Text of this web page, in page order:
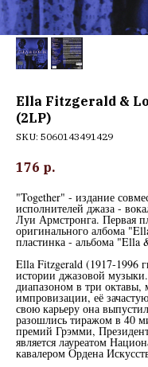
Ella Fitzgerald &
(2LP)
SKU: 5060143491429
176 р.
"Together" - издание
исполнителей джаза -
Луи Армстронга. Первая
оригинального албома
пластинка - альбома "Ella
Ella Fitzgerald (1917-1996
истории джазовой
диапазоном в три октавы,
импровизации, её
свою карьеру она
разошлись тиражом в 40
премий Грэмми,
является лауреатом
кавалером Ордена